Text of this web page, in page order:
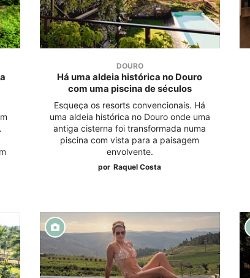
DOURO
Há uma aldeia histórica no Douro
com uma piscina de séculos
Esqueça os resorts convencionais. Há
uma aldeia histórica no Douro onde uma
antiga cisterna foi transformada numa
piscina com vista para a paisagem
envolvente.
por Raquel Costa